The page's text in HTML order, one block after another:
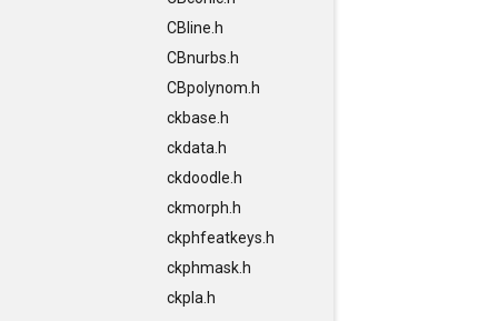
CBline.h
CBnurbs.h
CBpolynom.h
ckbase.h
ckdata.h
ckdoodle.h
ckmorph.h
ckphfeatkeys.h
ckphmask.h
ckpla.h